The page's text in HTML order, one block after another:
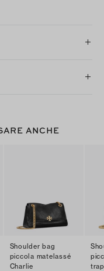
ANCHE
Shoulder bag
piccola matelassé
Charlie